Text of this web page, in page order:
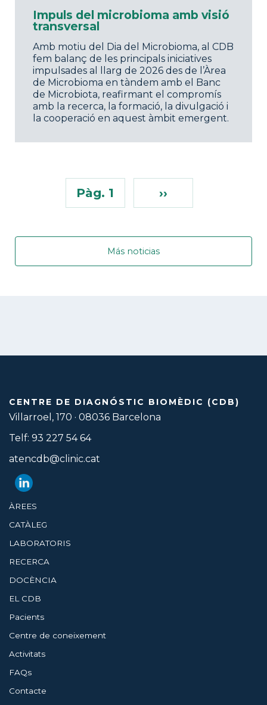
Impuls del microbioma amb visió
transversal
Amb motiu del Dia del Microbioma, al CDB
fem balanç de les principals iniciatives
impulsades al llarg de 2026 des de l’Àrea
de Microbioma en tàndem amb el Banc
de Microbiota, reafirmant el compromís
amb la recerca, la formació, la divulgació i
la cooperació en aquest àmbit emergent.
Pàg. 1 ››
Más noticias
CENTRE DE DIAGNÓSTIC BIOMÈDIC (CDB)
Villarroel, 170 · 08036 Barcelona
Telf: 93 227 54 64
atencdb@clinic.cat
ÀREES
CATÀLEG
LABORATORIS
RECERCA
DOCÈNCIA
EL CDB
Pacients
Centre de coneixement
Activitats
FAQs
Contacte